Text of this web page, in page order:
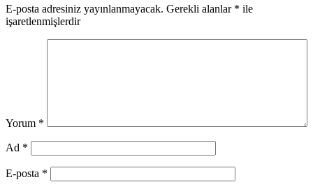
E-posta adresiniz yayınlanmayacak. Gerekli alanlar * ile
işaretlenmişlerdir
Yorum *
Ad *
E-posta *